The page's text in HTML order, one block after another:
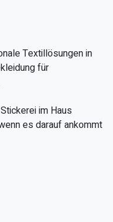
Textillösungen in
für
im Haus
es darauf ankommt